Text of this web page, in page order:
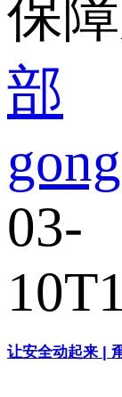
保
部
03-
让安全动起来 |